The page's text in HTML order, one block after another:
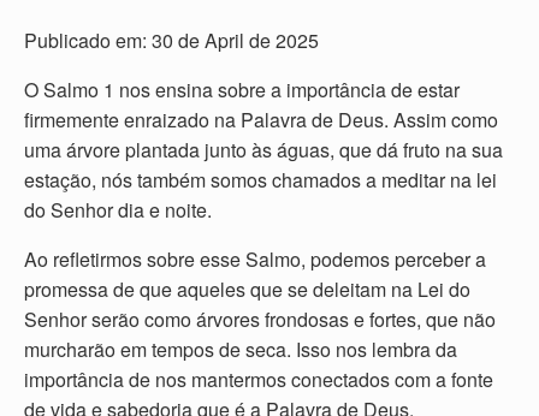
Publicado em: 30 de April de 2025
O Salmo 1 nos ensina sobre a importância de estar
firmemente enraizado na Palavra de Deus. Assim como
uma árvore plantada junto às águas, que dá fruto na sua
estação, nós também somos chamados a meditar na lei
do Senhor dia e noite.
Ao refletirmos sobre esse Salmo, podemos perceber a
promessa de que aqueles que se deleitam na Lei do
Senhor serão como árvores frondosas e fortes, que não
murcharão em tempos de seca. Isso nos lembra da
importância de nos mantermos conectados com a fonte
de vida e sabedoria que é a Palavra de Deus.